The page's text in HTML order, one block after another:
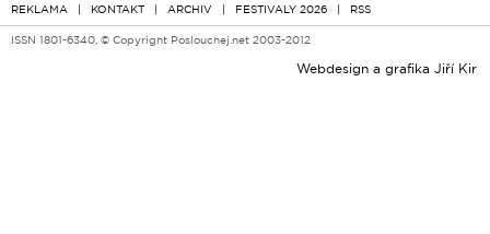
REKLAMA | KONTAKT | ARCHIV | FESTIVALY 2026 | RSS
ISSN 1801-6340, © Copyright Poslouchej.net 2003-2012
Webdesign a grafika Jiří Kir